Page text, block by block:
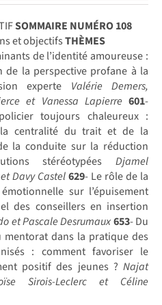
SOMMAIRE NUMÉRO 108
et objectifsTHÈMES
de l’identité amoureuse :
de la perspective profane à la
experte Valérie Demers,
et Vanessa Lapierre 601-
toujours chaleureux :
centralité du trait et de la
la conduite sur la réduction
stéréotypées Djamel
Davy Castel629- Le rôle de la
sur l’épuisement
des conseillers en insertion
et Pascale Desrumaux653- Du
mentorat dans la pratique des
: comment favoriser le
positif des jeunes ? Najat
Sirois-Leclerc et Céline